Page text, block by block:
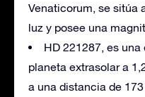
Venaticorum, se sitúa
luz y posee una
HD 221287, es
planeta extrasolar a
a una distancia de